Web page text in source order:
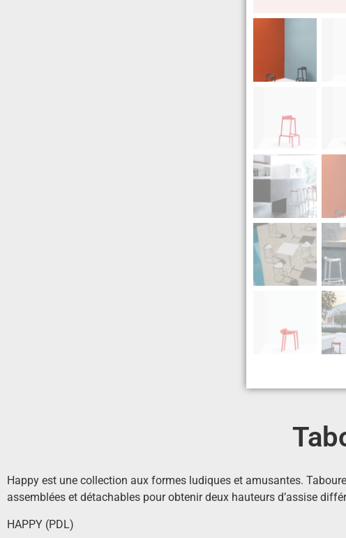
Happy est une collection aux formes ludiques et amusantes.
assemblées et détachables pour obtenir deux hauteurs d’assise
HAPPY (PDL)